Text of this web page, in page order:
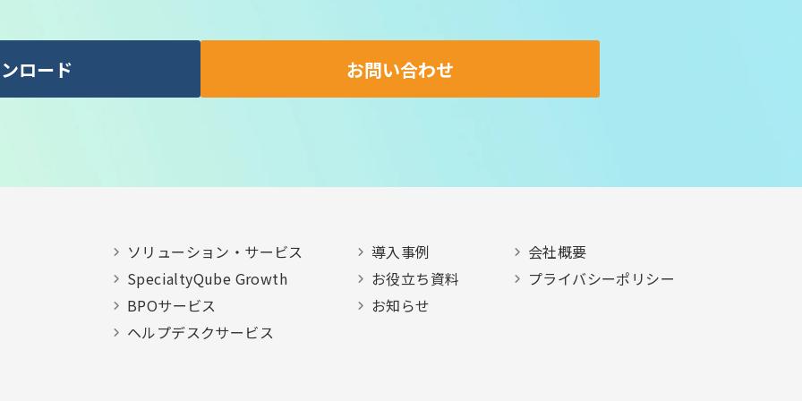
ロード お問い合わせ
ソリューション・サービス
SpecialtyQube Growth
BPOサービス
ヘルプデスクサービス
導入事例
お役立ち資料
お知らせ
会社概要
プライバシーポリシー